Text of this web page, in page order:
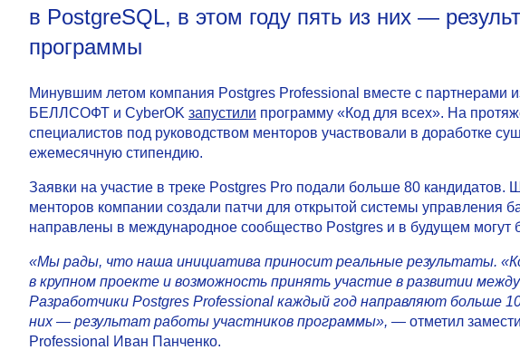
в PostgreSQL, в этом году пять из них —
программы
Минувшим летом компания Postgres Professional вместе с партнерами
БЕЛЛСОФТ и CyberOK запустили программу «Код для всех». На
специалистов под руководством менторов участвовали в доработке
ежемесячную стипендию.
Заявки на участие в треке Postgres Pro подали больше 80 кандидатов.
менторов компании создали патчи для открытой системы
направлены в международное сообщество Postgres и в будущем
«Мы рады, что наша инициатива приносит реальные результаты.
в крупном проекте и возможность принять участие в развитии
Разработчики Postgres Professional каждый год направляют больше
них — результат работы участников программы», — отметил
Professional Иван Панченко.